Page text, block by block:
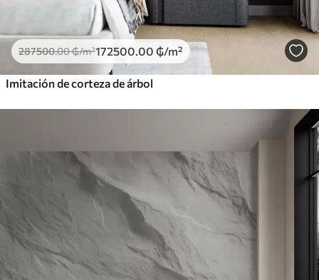
287500.00₲/m²172500 .00 ₲/m²
Imitación de corteza de árbol